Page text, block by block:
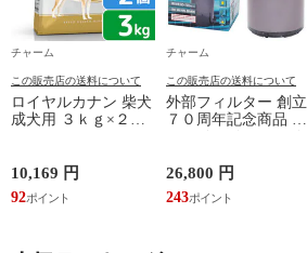
チャーム
この販売店の送料について
ロイヤルカナン 柴犬
成犬用 ３ｋｇ×２袋
お一人様２点限り 関
東当日便
10,169 円
92
チャーム
この販売店の送料について
外部フィルター 創立
７０周年記念商品 エ
グレー ５０Ｈｚ 東
日本用 水槽 アクア
リウム 関東当日便
26,800 円
243